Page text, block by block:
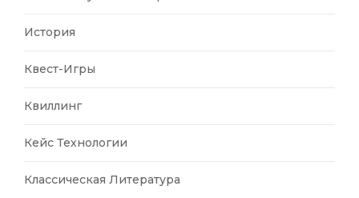
История
Квест-Игры
Квиллинг
Кейс Технологии
Классическая Литература